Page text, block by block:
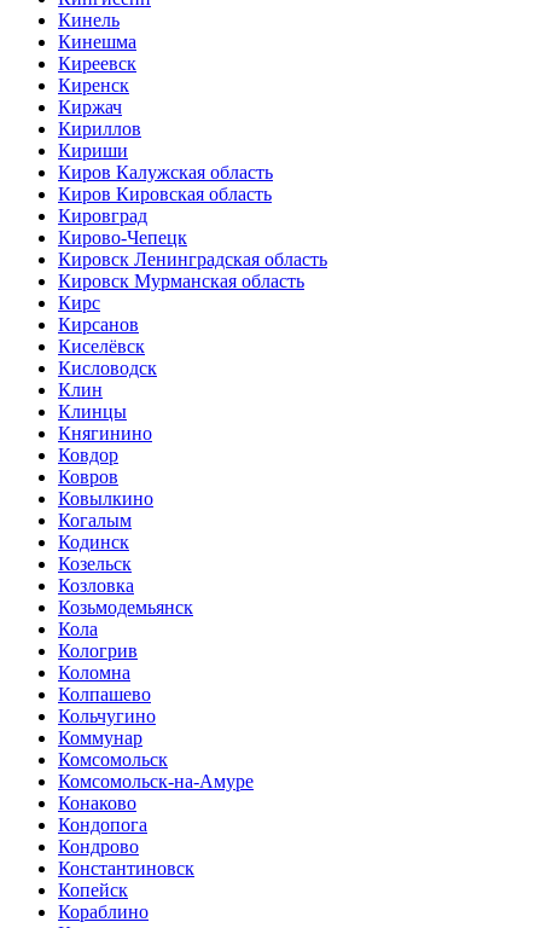
Кинель
Кинешма
Киреевск
Киренск
Киржач
Кириллов
Кириши
Киров Калужская область
Киров Кировская область
Кировград
Кирово-Чепецк
Кировск Ленинградская область
Кировск Мурманская область
Кирс
Кирсанов
Киселёвск
Кисловодск
Клин
Клинцы
Княгинино
Ковдор
Ковров
Ковылкино
Когалым
Кодинск
Козельск
Козловка
Козьмодемьянск
Кола
Кологрив
Коломна
Колпашево
Кольчугино
Коммунар
Комсомольск
Комсомольск-на-Амуре
Конаково
Кондопога
Кондрово
Константиновск
Копейск
Кораблино